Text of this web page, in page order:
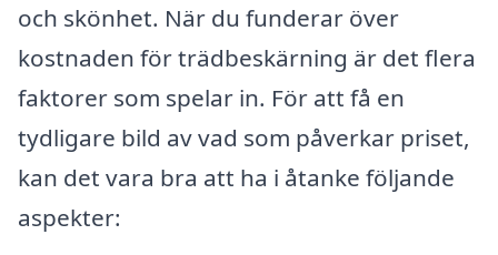
och skönhet. När du funderar över
kostnaden för trädbeskärning är det flera
faktorer som spelar in. För att få en
tydligare bild av vad som påverkar priset,
kan det vara bra att ha i åtanke följande
aspekter: